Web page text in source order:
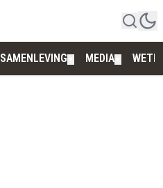
SAMENLEVING MEDIA